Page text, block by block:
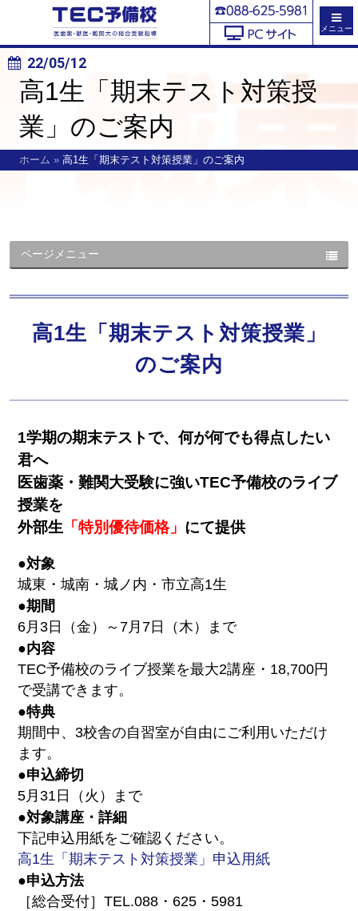
メニュー
22/05/12
高1生「期末テスト対策授
業」のご案内
ホーム » 高1生「期末テスト対策授業」のご案内
ページメニュー
高1生「期末テスト対策授業」
のご案内
1学期の期末テストで、何が何でも得点したい
君へ
医歯薬・難関大受験に強いTEC予備校のライブ
授業を
外部生 「特別優待価格」 にて提供
●対象
城東・城南・城ノ内・市立高1生
●期間
6月3日（金）～7月7日（木）まで
●内容
TEC予備校のライブ授業を最大2講座・18,700円
で受講できます。
●特典
期間中、3校舎の自習室が自由にご利用いただけ
ます。
●申込締切
5月31日（火）まで
●対象講座・詳細
下記申込用紙をご確認ください。
高1生「期末テスト対策授業」申込用紙
●申込方法
［総合受付］TEL.088・625・5981